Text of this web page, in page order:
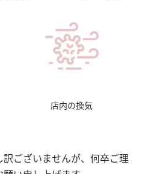
店内の換気
ございませんが、何卒ご理